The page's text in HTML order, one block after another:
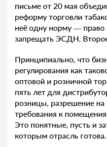
письме от 20 мая
реформу торговли
неё одну норму — право
запрещать ЭСДН. Второе
Принципиально, что
регулирования как
оптовой и розничной
пять лет для
розницы, разрешение
требования к
Это понятные, пусть и
которым отрасль готова.